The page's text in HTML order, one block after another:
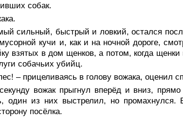
собак.
сильный, быстрый и ловкий, остался
кучи и, как и на ночной дороге,
взятых в дом щенков, а потом, когда
собачьих убийц.
– прицеливаясь в голову вожака, оценил
вожак прыгнул вперёд и вниз,
один из них выстрелил, но
посёлка.